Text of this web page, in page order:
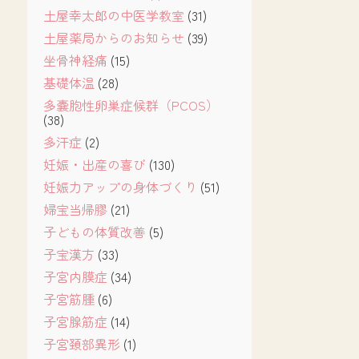
土屋幸太郎の中医学教室 (31)
土屋薬局からのお知らせ (39)
坐骨神経痛 (15)
基礎体温 (28)
多嚢胞性卵巣症候群（PCOS）
(38)
多汗症 (2)
妊娠・出産の喜び (130)
妊娠力アップの身体づくり (51)
婦宝当帰膠(21)
子どもの体質改善 (5)
子宝漢方 (33)
子宮内膜症 (34)
子宮筋腫(6)
子宮腺筋症 (14)
子宮頚部異形 (1)